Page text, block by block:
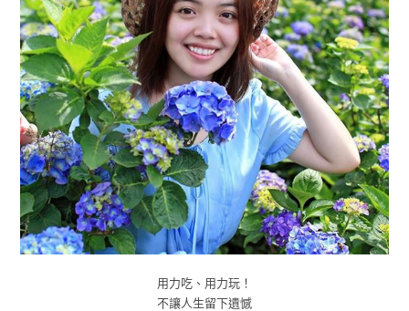
用力吃、用力玩！
不讓人生留下遺憾